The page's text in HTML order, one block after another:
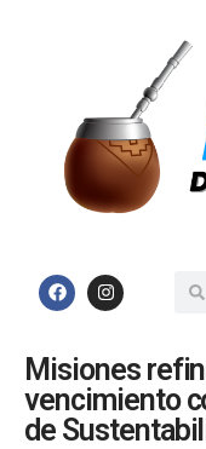
Misiones
vencimiento
de